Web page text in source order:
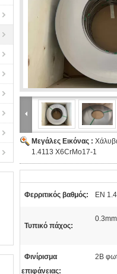
Μεγάλες Εικόνας :
1.4113 X6CrMo17-1
Φερριτικός βαθμός: EN
Τυπικό πάχος:
Φινίρισμα
επιφάνειας:
2B